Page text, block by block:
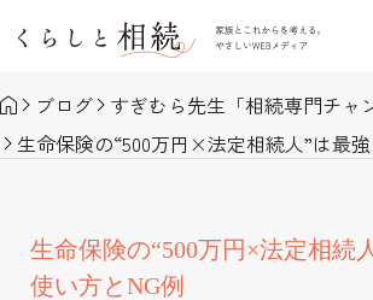
ブログ
生命保険の“500万円×法定相続人”は最
生命保険の“500万円×法定相続
使い方とNG例